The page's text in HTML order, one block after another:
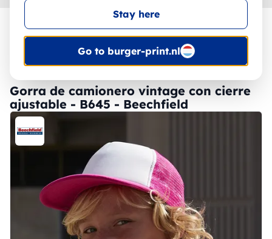
Stay here
Go to burger-print.nl
🔥 -30% de impresión DTF
Gorra de camionero vintage con cierre
ajustable - B645 - Beechfield